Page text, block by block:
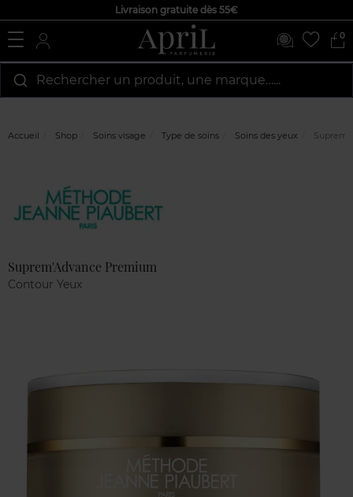
Livraison gratuite dès 55€
0
Rechercher un produit, une marque…...
Accueil Shop Soins visage Type de soins Soins des yeux
Suprem'Advance Premium
Contour Yeux